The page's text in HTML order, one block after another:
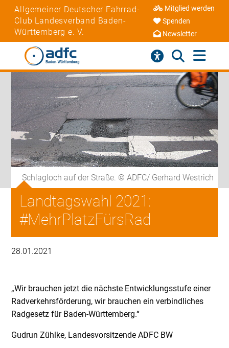
Allgemeiner Deutscher Fahrrad-
Club Landesverband Baden-
Württemberg e. V.
Mitglied werden
Spenden
Newsletter
Schlagloch auf der Straße. © ADFC/ Gerhard Westrich
Landtagswahl 2021:
#MehrPlatzFürsRad
28.01.2021
„Wir brauchen jetzt die nächste Entwicklungsstufe einer
Radverkehrsförderung, wir brauchen ein verbindliches
Radgesetz für Baden-Württemberg.“
Gudrun Zühlke, Landesvorsitzende ADFC BW